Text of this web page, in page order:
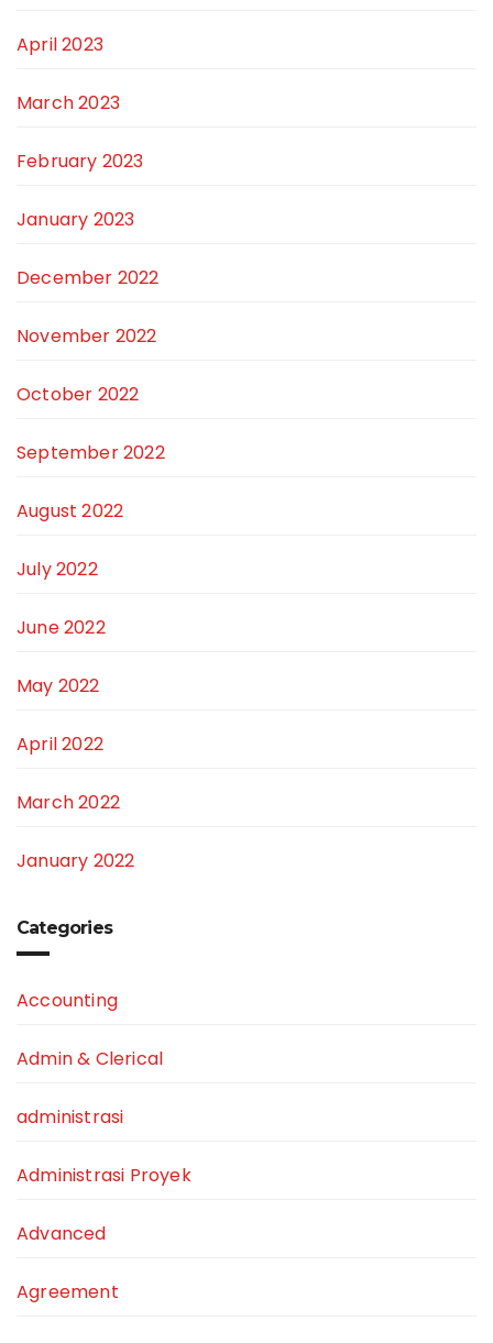
April 2023
March 2023
February 2023
January 2023
December 2022
November 2022
October 2022
September 2022
August 2022
July 2022
June 2022
May 2022
April 2022
March 2022
January 2022
Categories
Accounting
Admin & Clerical
administrasi
Administrasi Proyek
Advanced
Agreement